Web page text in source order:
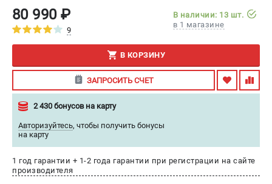
СЕРВИС
ПОДДЕРЖКА
Сервисный центр
ИНФОРМАЦИЯ
Юридическим лицам
Контакты
Способы оплаты
80 990 ₽
9
В наличии: 13 шт.
в 1 магазине
В КОРЗИНУ
ЗАПРОСИТЬ СЧЕТ
2 430 бонусов на карту
Авторизуйтесь, чтобы получить бонусы
на карту
1 год гарантии + 1-2 года гарантии при регистрации на сайте
производителя